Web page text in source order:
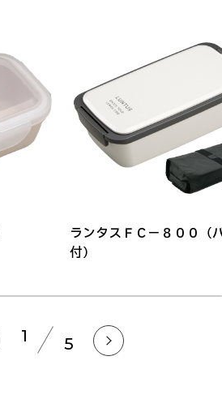
ランタスＦＣ－８００（
付）
1 5